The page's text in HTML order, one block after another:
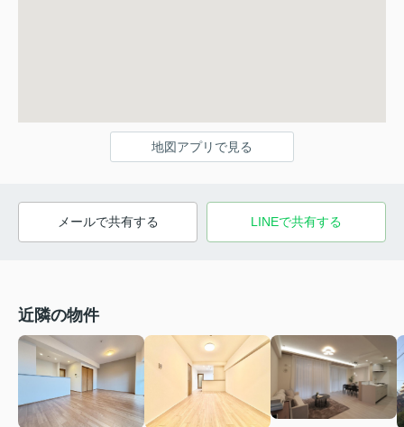
地図アプリで見る
メールで共有する LINEで共有する
近隣の物件